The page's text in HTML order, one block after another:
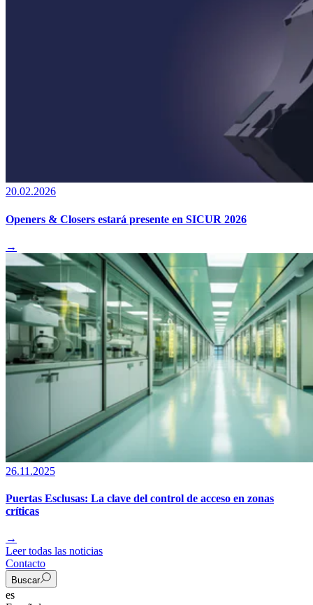
20.02.2026
Openers & Closers estará presente en SICUR 2026
→
26.11.2025
Puertas Esclusas: La clave del control de acceso en zonas
críticas
→
Leer todas las noticias
Contacto
Buscar
es